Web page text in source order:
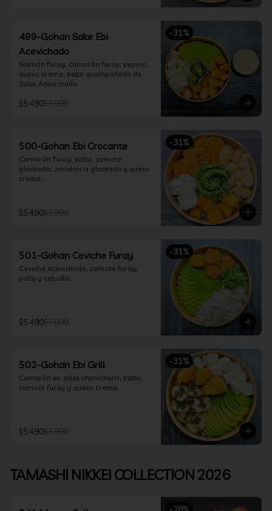
-31%
499-Gohan Sake Ebi
Acevichado
Salmón furay, camarón furay, pepino,
queso crema, palta acompañado de
Salsa Acevichada.
$5.490$7.990
-31%
500-Gohan Ebi Crocante
Camarón furay, palta, camote
glaseado, zanahoria glaseada y queso
crema.
$5.490$7.990
-31%
501-Gohan Ceviche Furay
Ceviche acevichado, camote furay,
palta y cebollín.
$5.490$7.990
-31%
502-Gohan Ebi Grill
Camarón en salsa chimichurri, palta,
camote furay y queso crema.
$5.490$7.990
TAMASHI NIKKEI COLLECTION 2026